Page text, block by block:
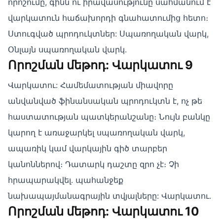
որոշումը, գինն ու իրավասությունը սահմանում է
վարկատուն հաճախորդի գնահատումից հետո։
Ստուգված պրոդուկտներ: Սպառողական վարկ,
Օնլայն սպառողական վարկ.
Որոշման մեթոդ: Վարկատու 9
Վարկատու: Համեմատության միավորը
անվանված ֆինանսական պրոդուկտն է, ոչ թե
հաստատության պատկերանշանը։ Նույն բանկը
կարող է առաջարկել սպառողական վարկ,
ապառիկ կամ վարկային գիծ տարբեր
կանոններով։ Դատարկ դաշտը զրո չէ։ Չի
հրապարակվել․ պահանջեք
նախապայմանագրային տվյալները: Վարկատու.
Որոշման մեթոդ: Վարկատու 10